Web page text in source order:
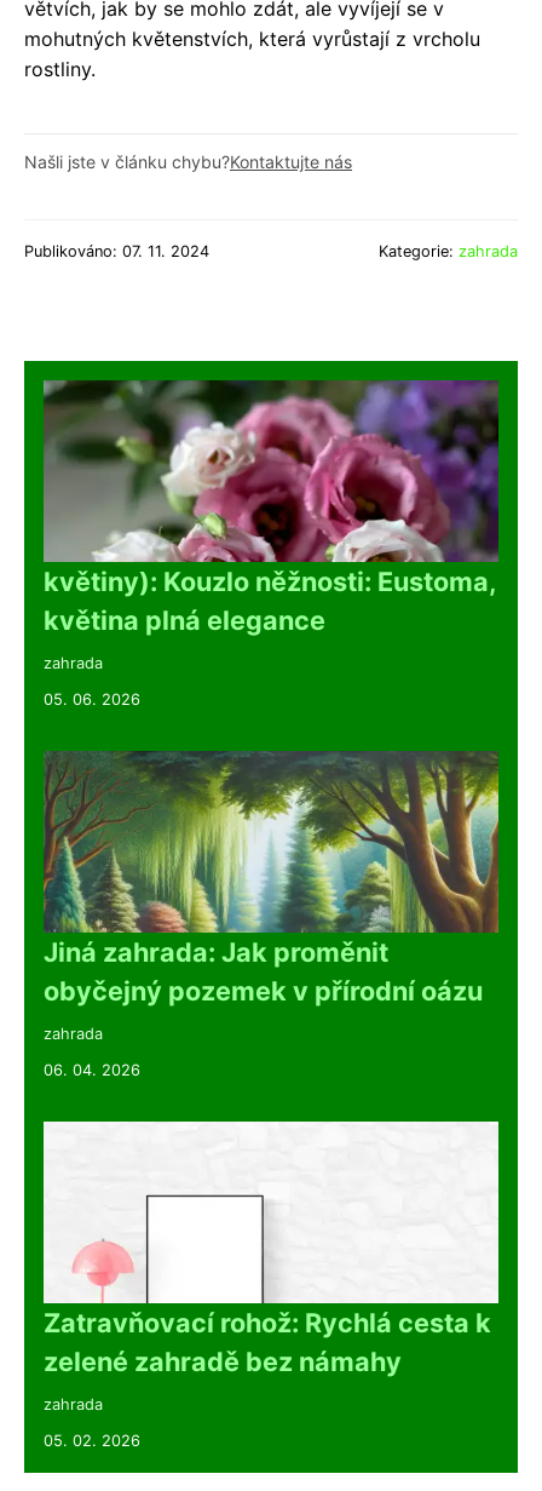
větvích, jak by se mohlo zdát, ale vyvíjejí se v
mohutných květenstvích, která vyrůstají z vrcholu
rostliny.
Našli jste v článku chybu?Kontaktujte nás
Publikováno: 07. 11. 2024 Kategorie: zahrada
květiny): Kouzlo něžnosti: Eustoma,
květina plná elegance
zahrada
05. 06. 2026
Jiná zahrada: Jak proměnit
obyčejný pozemek v přírodní oázu
zahrada
06. 04. 2026
Zatravňovací rohož: Rychlá cesta k
zelené zahradě bez námahy
zahrada
05. 02. 2026